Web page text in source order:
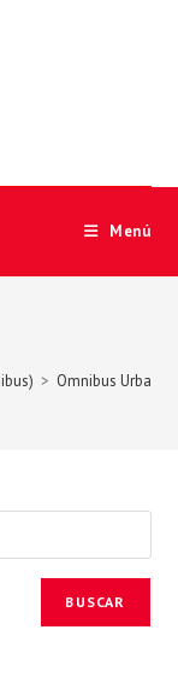
Menú
> Omnibus Urbano
BUSCAR